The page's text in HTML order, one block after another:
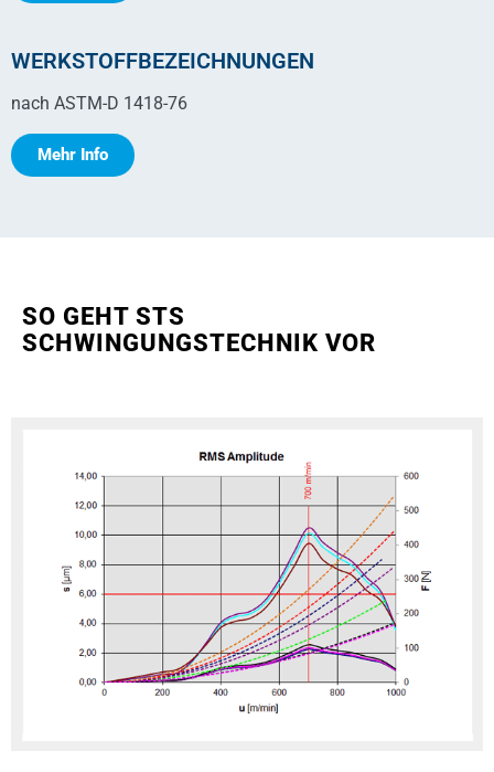
WERKSTOFFBEZEICHNUNGEN
nach ASTM-D 1418-76
Mehr Info
SO GEHT STS
SCHWINGUNGSTECHNIK VOR